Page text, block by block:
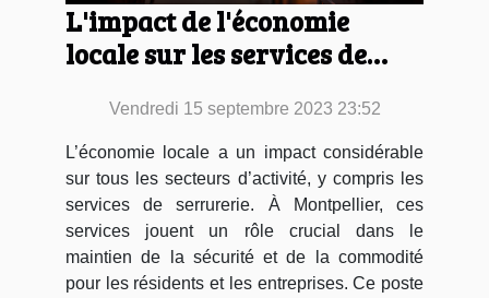
L'impact de l'économie
locale sur les services de
Vendredi 15 septembre 2023 23:52
L’économie locale a un impact considérable
sur tous les secteurs d’activité, y compris les
services de serrurerie. À Montpellier, ces
services jouent un rôle crucial dans le
maintien de la sécurité et de la commodité
pour les résidents et les entreprises. Ce poste